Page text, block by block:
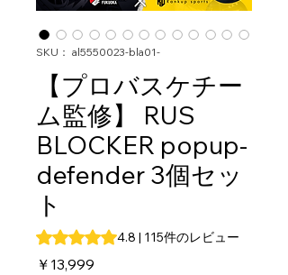
SKU： al5550023-bla01-
【プロバスケチー
ム監修】 RUS
BLOCKER popup-
defender 3個セッ
ト
評価は115件のレビューに基づき、5つ
4.8 | 115件のレビュー
￥13,999